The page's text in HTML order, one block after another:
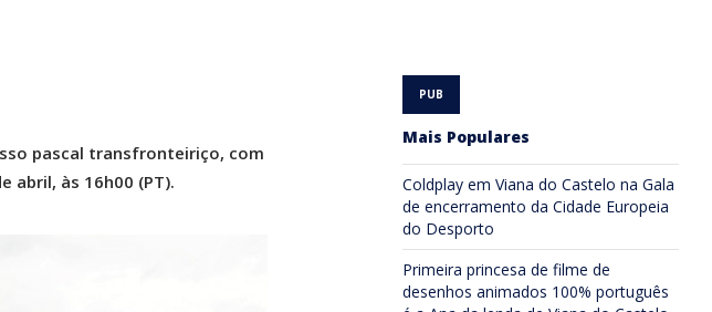
pascal transfronteiriço, com
abril, às 16h00 (PT).
Mais Populares
Coldplay em Viana do Castelo na Gala
de encerramento da Cidade Europeia
do Desporto
Primeira princesa de filme de
desenhos animados 100% português